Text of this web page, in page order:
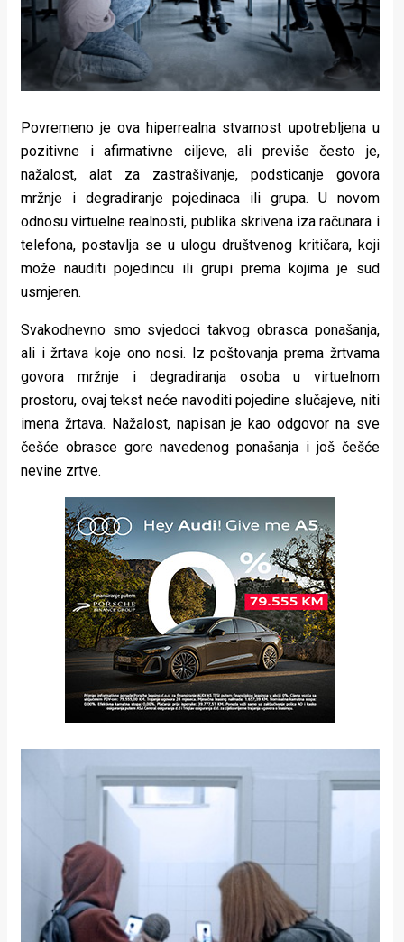
Povremeno je ova hiperrealna stvarnost upotrebljena u
pozitivne i afirmativne ciljeve, ali previše često je,
nažalost, alat za zastrašivanje, podsticanje govora
mržnje i degradiranje pojedinaca ili grupa. U novom
odnosu virtuelne realnosti, publika skrivena iza računara i
telefona, postavlja se u ulogu društvenog kritičara, koji
može nauditi pojedincu ili grupi prema kojima je sud
usmjeren.
Svakodnevno smo svjedoci takvog obrasca ponašanja,
ali i žrtava koje ono nosi. Iz poštovanja prema žrtvama
govora mržnje i degradiranja osoba u virtuelnom
prostoru, ovaj tekst neće navoditi pojedine slučajeve, niti
imena žrtava. Nažalost, napisan je kao odgovor na sve
češće obrasce gore navedenog ponašanja i još češće
nevine zrtve.